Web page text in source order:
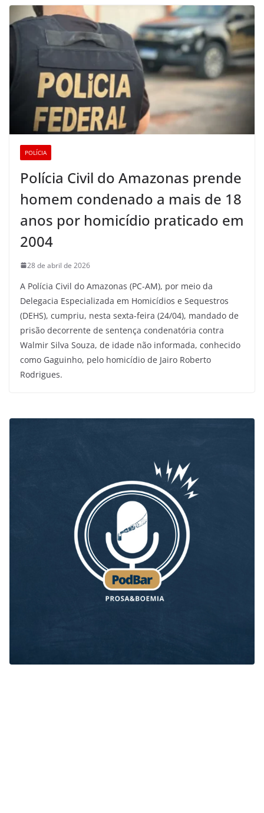
POLÍCIA
Polícia Civil do Amazonas prende
homem condenado a mais de 18
anos por homicídio praticado em
2004
28 de abril de 2026
A Polícia Civil do Amazonas (PC-AM), por meio da
Delegacia Especializada em Homicídios e Sequestros
(DEHS), cumpriu, nesta sexta-feira (24/04), mandado de
prisão decorrente de sentença condenatória contra
Walmir Silva Souza, de idade não informada, conhecido
como Gaguinho, pelo homicídio de Jairo Roberto
Rodrigues.